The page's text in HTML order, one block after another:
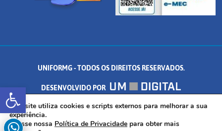
Abrir a barra de ferramentas
UNIFORMG - TODOS OS DIREITOS RESERVADOS.
DESENVOLVIDO POR
AV. DR. ARNALDO DE SENNA, 328 - PALMEIRAS, FORMIGA/MG - CEP:
35.574.530
Este site utiliza cookies e scripts externos para melhorar a sua
experiência.
Acesse nossa Política de Privacidade para obter mais